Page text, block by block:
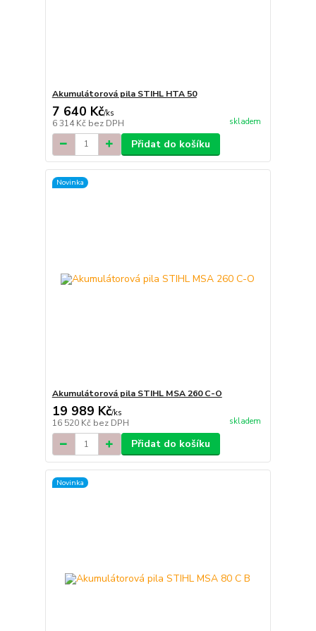
Akumulátorová pila STIHL HTA 50
7 640 Kč/ks
6 314 Kč bez DPH skladem
Přidat do košíku
Novinka
Akumulátorová pila STIHL MSA 260 C-O
19 989 Kč/ks
16 520 Kč bez DPH skladem
Přidat do košíku
Novinka